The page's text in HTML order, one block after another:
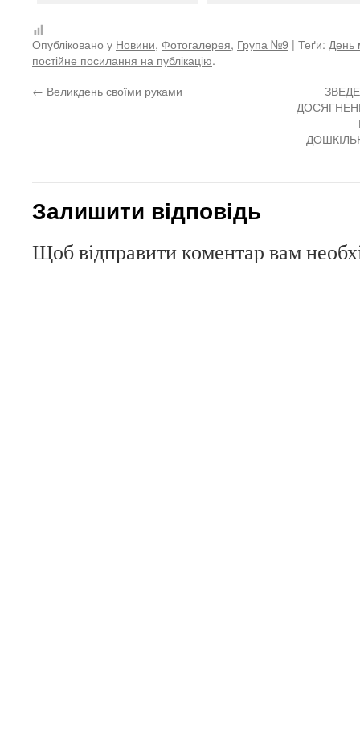
Опубліковано у Новини, Фотогалерея, Група №9 | Теґи: День
постійне посилання на публікацію.
← Великдень своїми руками
Залишити відповідь
Щоб відправити коментар вам